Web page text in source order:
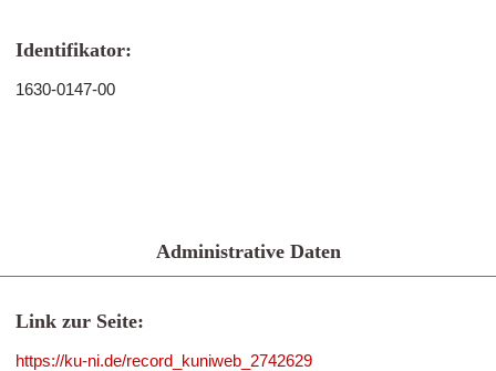
Identifikator:
1630-0147-00
Administrative Daten
Link zur Seite:
https://ku-ni.de/record_kuniweb_2742629